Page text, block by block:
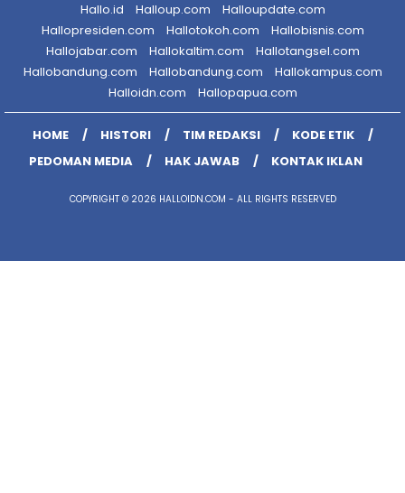
Hallo.id
Halloup.com
Halloupdate.com
Hallopresiden.com
Hallotokoh.com
Hallobisnis.com
Hallojabar.com
Hallokaltim.com
Hallotangsel.com
Hallobandung.com
Hallobandung.com
Hallokampus.com
Halloidn.com
Hallopapua.com
HOME HISTORI TIM REDAKSI
KODE ETIK
PEDOMAN MEDIA
HAK JAWAB KONTAK IKLAN
COPYRIGHT © 2026 HALLOIDN.COM - ALL RIGHTS RESERVED